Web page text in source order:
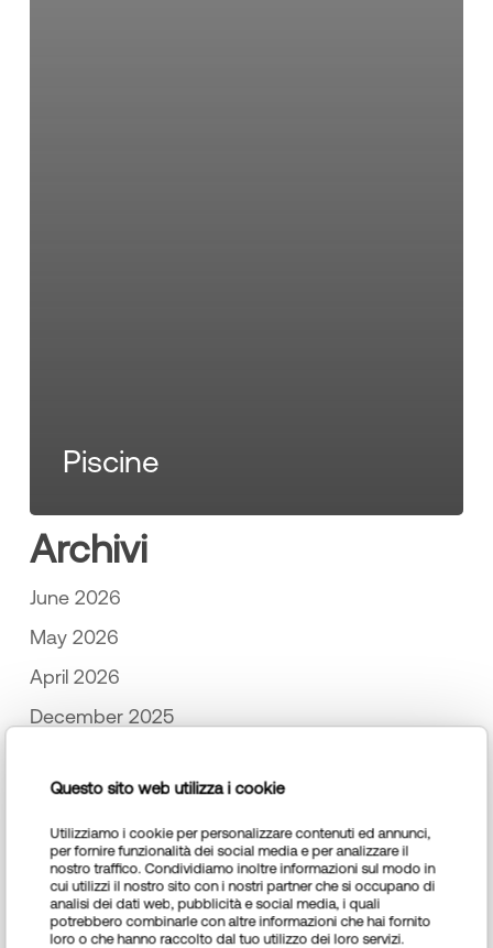
Questo sito web utilizza i cookie
Utilizziamo i cookie per personalizzare contenuti ed annunci,
per fornire funzionalità dei social media e per analizzare il
nostro traffico. Condividiamo inoltre informazioni sul modo in
cui utilizzi il nostro sito con i nostri partner che si occupano di
analisi dei dati web, pubblicità e social media, i quali
potrebbero combinarle con altre informazioni che hai fornito
loro o che hanno raccolto dal tuo utilizzo dei loro servizi.
Piscine
Archivi
June 2026
May 2026
April 2026
December 2025
October 2025
September 2025
July 2025
June 2025